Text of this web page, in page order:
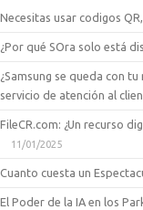
Necesitas usar codigos
¿Por qué SOra solo está
¿Samsung se queda con
servicio de atención al
FileCR.com: ¿Un recurso
11/01/2025
Cuanto cuesta un
El Poder de la IA en los